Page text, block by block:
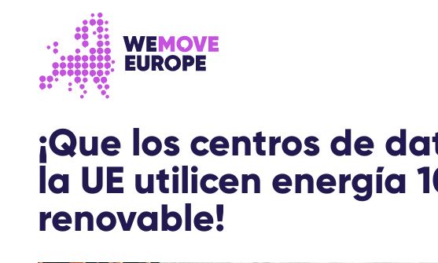
¡Que los centros de
la UE utilicen energía
renovable!